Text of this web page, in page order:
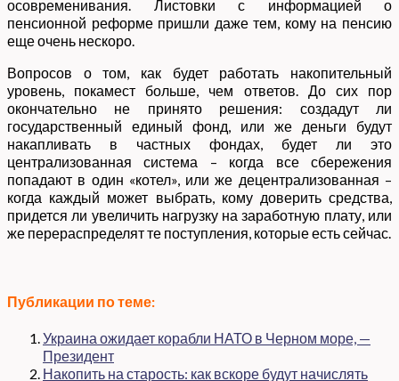
осовременивания. Листовки с информацией о
пенсионной реформе пришли даже тем, кому на пенсию
еще очень нескоро.
Вопросов о том, как будет работать накопительный
уровень, покамест больше, чем ответов. До сих пор
окончательно не принято решения: создадут ли
государственный единый фонд, или же деньги будут
накапливать в частных фондах, будет ли это
централизованная система – когда все сбережения
попадают в один «котел», или же децентрализованная –
когда каждый может выбрать, кому доверить средства,
придется ли увеличить нагрузку на заработную плату, или
же перераспределят те поступления, которые есть сейчас.
Публикации по теме:
Украина ожидает корабли НАТО в Черном море, —
Президент
Накопить на старость: как вскоре будут начислять